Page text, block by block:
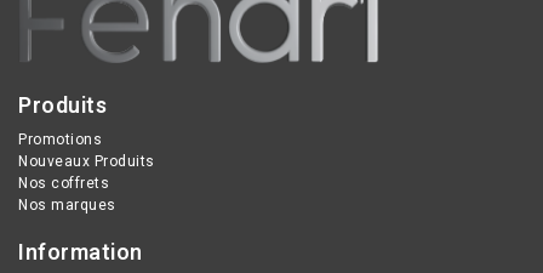
Produits
Promotions
Nouveaux Produits
Nos coffrets
Nos marques
Information